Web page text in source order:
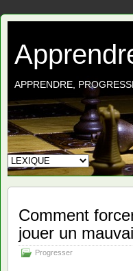
APPRENDRE,
Comment
jouer un
Progresser